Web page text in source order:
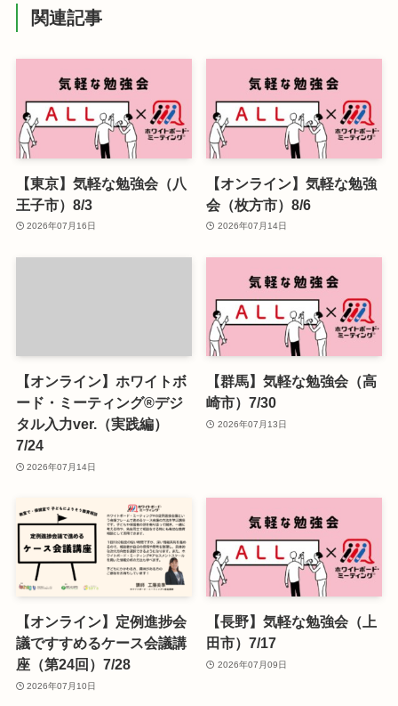
関連記事
【東京】気軽な勉強会（八
王子市）8/3
2026年07月16日
【オンライン】気軽な勉強
会（枚方市）8/6
2026年07月14日
【オンライン】ホワイトボ
ード・ミーティング®デジ
タル入力ver.（実践編）
7/24
2026年07月14日
【群馬】気軽な勉強会（高
崎市）7/30
2026年07月13日
【オンライン】定例進捗会
議ですすめるケース会議講
座（第24回）7/28
2026年07月10日
【長野】気軽な勉強会（上
田市）7/17
2026年07月09日